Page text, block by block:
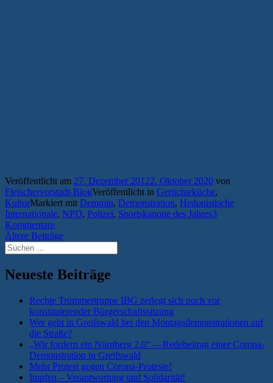
Veröffentlicht am 27. Dezember 20122. Oktober 2020 von
Fleischervorstadt-BlogVeröffentlicht in Gerüchteküche,
KulturMarkiert mit Demmin, Demonstration, Hedonistische
Internationale, NPD, Polizei, Sportskanone des Jahres3
Kommentare
Beitragsnavigation
Ältere Beiträge
Suchen
nach:
Neueste Beiträge
Rechte Trümmertruppe IBG zerlegt sich noch vor
konstituierender Bürgerschaftssitzung
Wer geht in Greifswald bei den Montagsdemonstrationen auf
die Straße?
„Wir fordern ein Nürnberg 2.0“ —Redebeitrag einer Corona-
Demonstration in Greifswald
Mehr Protest gegen Corona-Proteste!
Impfen – Verantwortung und Solidarität!